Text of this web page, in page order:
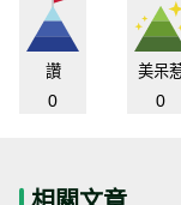
讚
0
美呆
0